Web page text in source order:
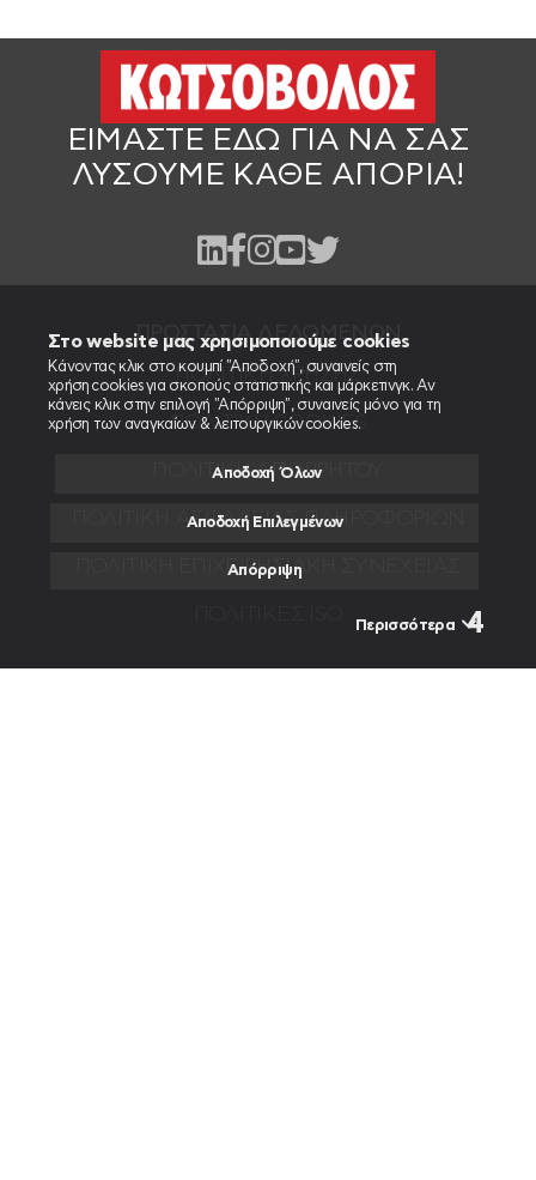
Στο website μας χρησιμοποιούμε cookies
Κάνοντας κλικ στο κουμπί "Αποδοχή", συναινείς στη
χρήση cookies για σκοπούς στατιστικής και μάρκετινγκ. Αν
κάνεις κλικ στην επιλογή "Απόρριψη", συναινείς μόνο για τη
χρήση των αναγκαίων & λειτουργικών cookies.
Αποδοχή Όλων
Αποδοχή Επιλεγμένων
Απόρριψη
Περισσότερα
ΕΙΜΑΣΤΕ ΕΔΩ ΓΙΑ ΝΑ ΣΑΣ
ΛΥΣΟΥΜΕ ΚΑΘΕ ΑΠΟΡΙΑ!
ΠΡΟΣΤΑΣΙΑ ΔΕΔΟΜΕΝΩΝ
ΠΟΛΙΤΙΚΉ ΧΡΉΣΗΣ
ΠΟΛΙΤΙΚΉ COOKIES
ΠΟΛΙΤΙΚΉ ΑΠΟΡΡΉΤΟΥ
ΠΟΛΙΤΙΚΉ ΑΣΦΆΛΕΙΑΣ ΠΛΗΡΟΦΟΡΙΏΝ
ΠΟΛΙΤΙΚΉ ΕΠΙΧΕΙΡΗΣΙΑΚΉ ΣΥΝΈΧΕΙΑΣ